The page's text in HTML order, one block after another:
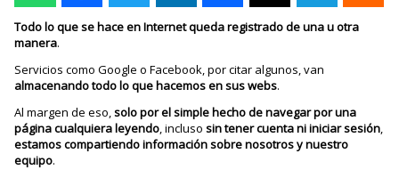
Todo lo que se hace en Internet queda registrado de una u otra
manera.
Servicios como Google o Facebook, por citar algunos, van
almacenando todo lo que hacemos en sus webs.
Al margen de eso,solopor el simple hecho de navegar por una
página cualquiera leyendo, inclusosin tener cuenta ni iniciar sesión,
estamos compartiendo información sobre nosotros y nuestro
equipo.